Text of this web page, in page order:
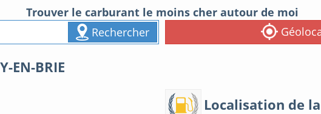
Trouver le carburant le moins cher autour de moi
Rechercher
EN-BRIE
Localisation de